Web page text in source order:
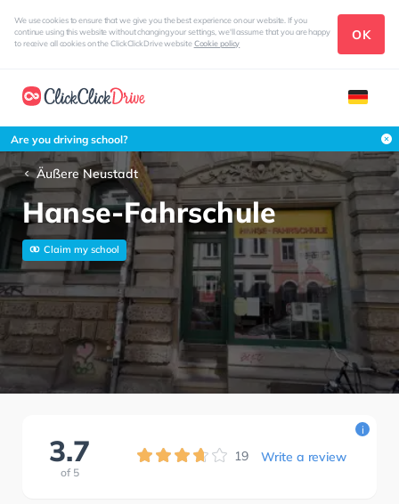
We use cookies to ensure that we give you the best experience on our website. If you
continue using this website without changing your settings, we'll assume that you are happy
to receive all cookies on the ClickClickDrive websiteCookie policy
OK
Are you driving school?
Äußere Neustadt
Hanse-Fahrschule
Claim my school
3.7
of 5
19 Write a review
i